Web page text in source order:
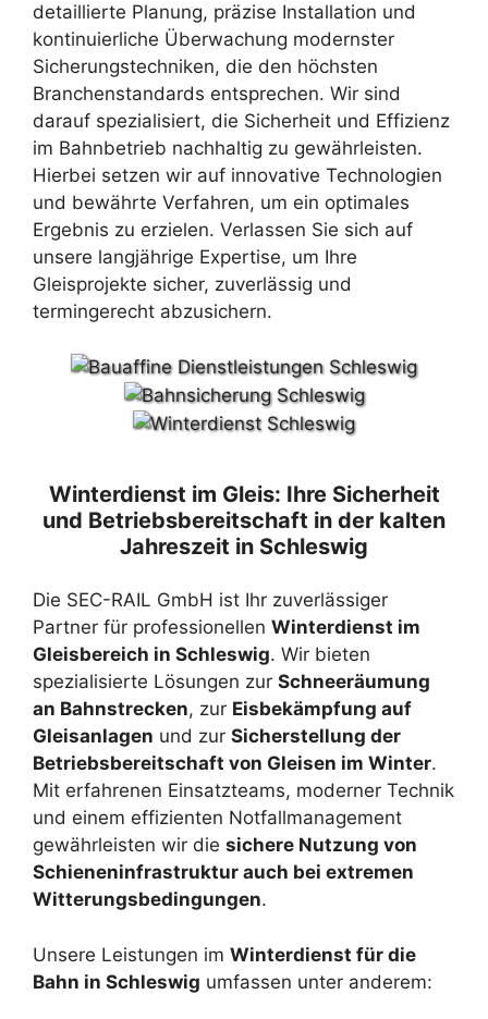
detaillierte Planung, präzise Installation und
kontinuierliche Überwachung modernster
Sicherungstechniken, die den höchsten
Branchenstandards entsprechen. Wir sind
darauf spezialisiert, die Sicherheit und Effizienz
im Bahnbetrieb nachhaltig zu gewährleisten.
Hierbei setzen wir auf innovative Technologien
und bewährte Verfahren, um ein optimales
Ergebnis zu erzielen. Verlassen Sie sich auf
unsere langjährige Expertise, um Ihre
Gleisprojekte sicher, zuverlässig und
termingerecht abzusichern.
Winterdienst im Gleis: Ihre Sicherheit
und Betriebsbereitschaft in der kalten
Jahreszeit in Schleswig
Die SEC-RAIL GmbH ist Ihr zuverlässiger
Partner für professionellen Winterdienst im
Gleisbereich in Schleswig. Wir bieten
spezialisierte Lösungen zur Schneeräumung
an Bahnstrecken, zur Eisbekämpfung auf
Gleisanlagen und zur Sicherstellung der
Betriebsbereitschaft von Gleisen im Winter.
Mit erfahrenen Einsatzteams, moderner Technik
und einem effizienten Notfallmanagement
gewährleisten wir die sichere Nutzung von
Schieneninfrastruktur auch bei extremen
Witterungsbedingungen.
Unsere Leistungen im Winterdienst für die
Bahn in Schleswig umfassen unter anderem: